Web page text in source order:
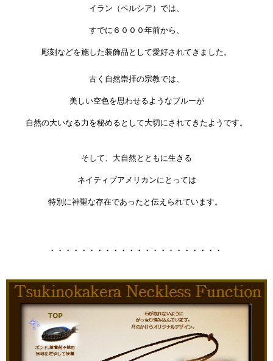
イラン（ペルシア）では、
すでに６０００年前から、
彫刻などを施した装飾品として愛好されてきました。
古く自然崇拝の宗教では、
美しい空色を思わせるようなブルーが
自然の大いなる力を秘めるとして大切にされてきたようです。
そして、大自然とともに生きる
ネイティブアメリカンにとっては
特別に神聖な存在であったと伝えられています。
・・・・・・・・・・・・・・・・・・・・・・